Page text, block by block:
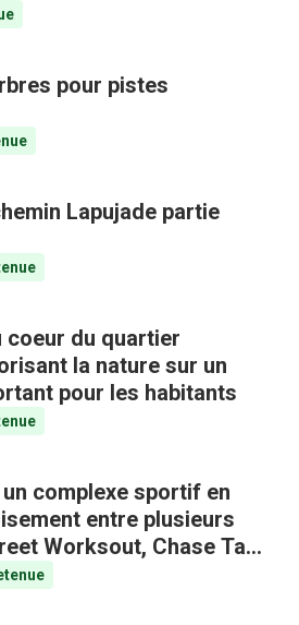
pour pistes
Lapujade partie
coeur du quartier
la nature sur un
pour les habitants
complexe sportif en
entre plusieurs
Worksout, Chase Tag,